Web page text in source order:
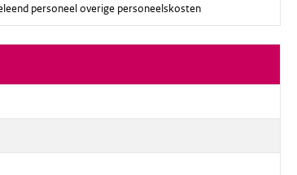
personeel overige personeelskosten